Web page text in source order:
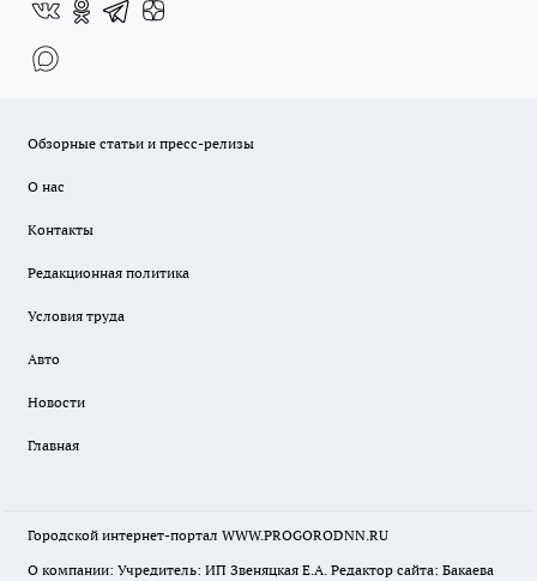
Обзорные статьи и пресс-релизы
О нас
Контакты
Редакционная политика
Условия труда
Авто
Новости
Главная
Городской интернет-портал WWW.PROGORODNN.RU
О компании: Учредитель: ИП Звеняцкая Е.А. Редактор сайта: Бакаева